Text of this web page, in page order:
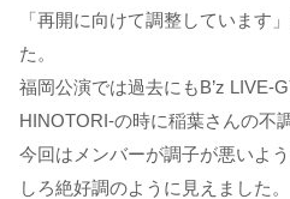
「再開に向けて調整しています
た。
福岡公演では過去にもB’z LIVE-
HINOTORI-の時に稲葉さんの不
今回はメンバーが調子が悪いよ
しろ絶好調のように見えました。